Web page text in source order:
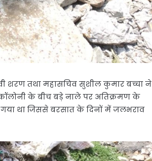
शरण तथा महासचिव सुशील कुमार बच्चा ने
कॉलोनी के बीच बड़े नाले पर अतिक्रमण के
था जिससे बरसात के दिनों में जलभराव